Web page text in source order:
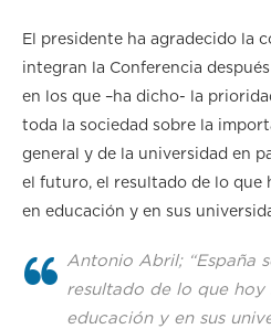
El presidente ha agradecido la
integran la Conferencia
en los que –ha dicho- la
toda la sociedad sobre la
general y de la universidad en
el futuro, el resultado de lo que
en educación y en sus
Antonio Abril; “España
resultado de lo que hoy
educación y en sus